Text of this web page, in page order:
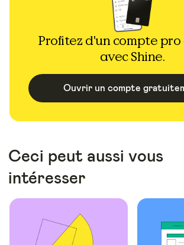
Profitez d'un compte pro
avec Shine.
Ouvrir un compte
Ceci peut aussi vous
intéresser